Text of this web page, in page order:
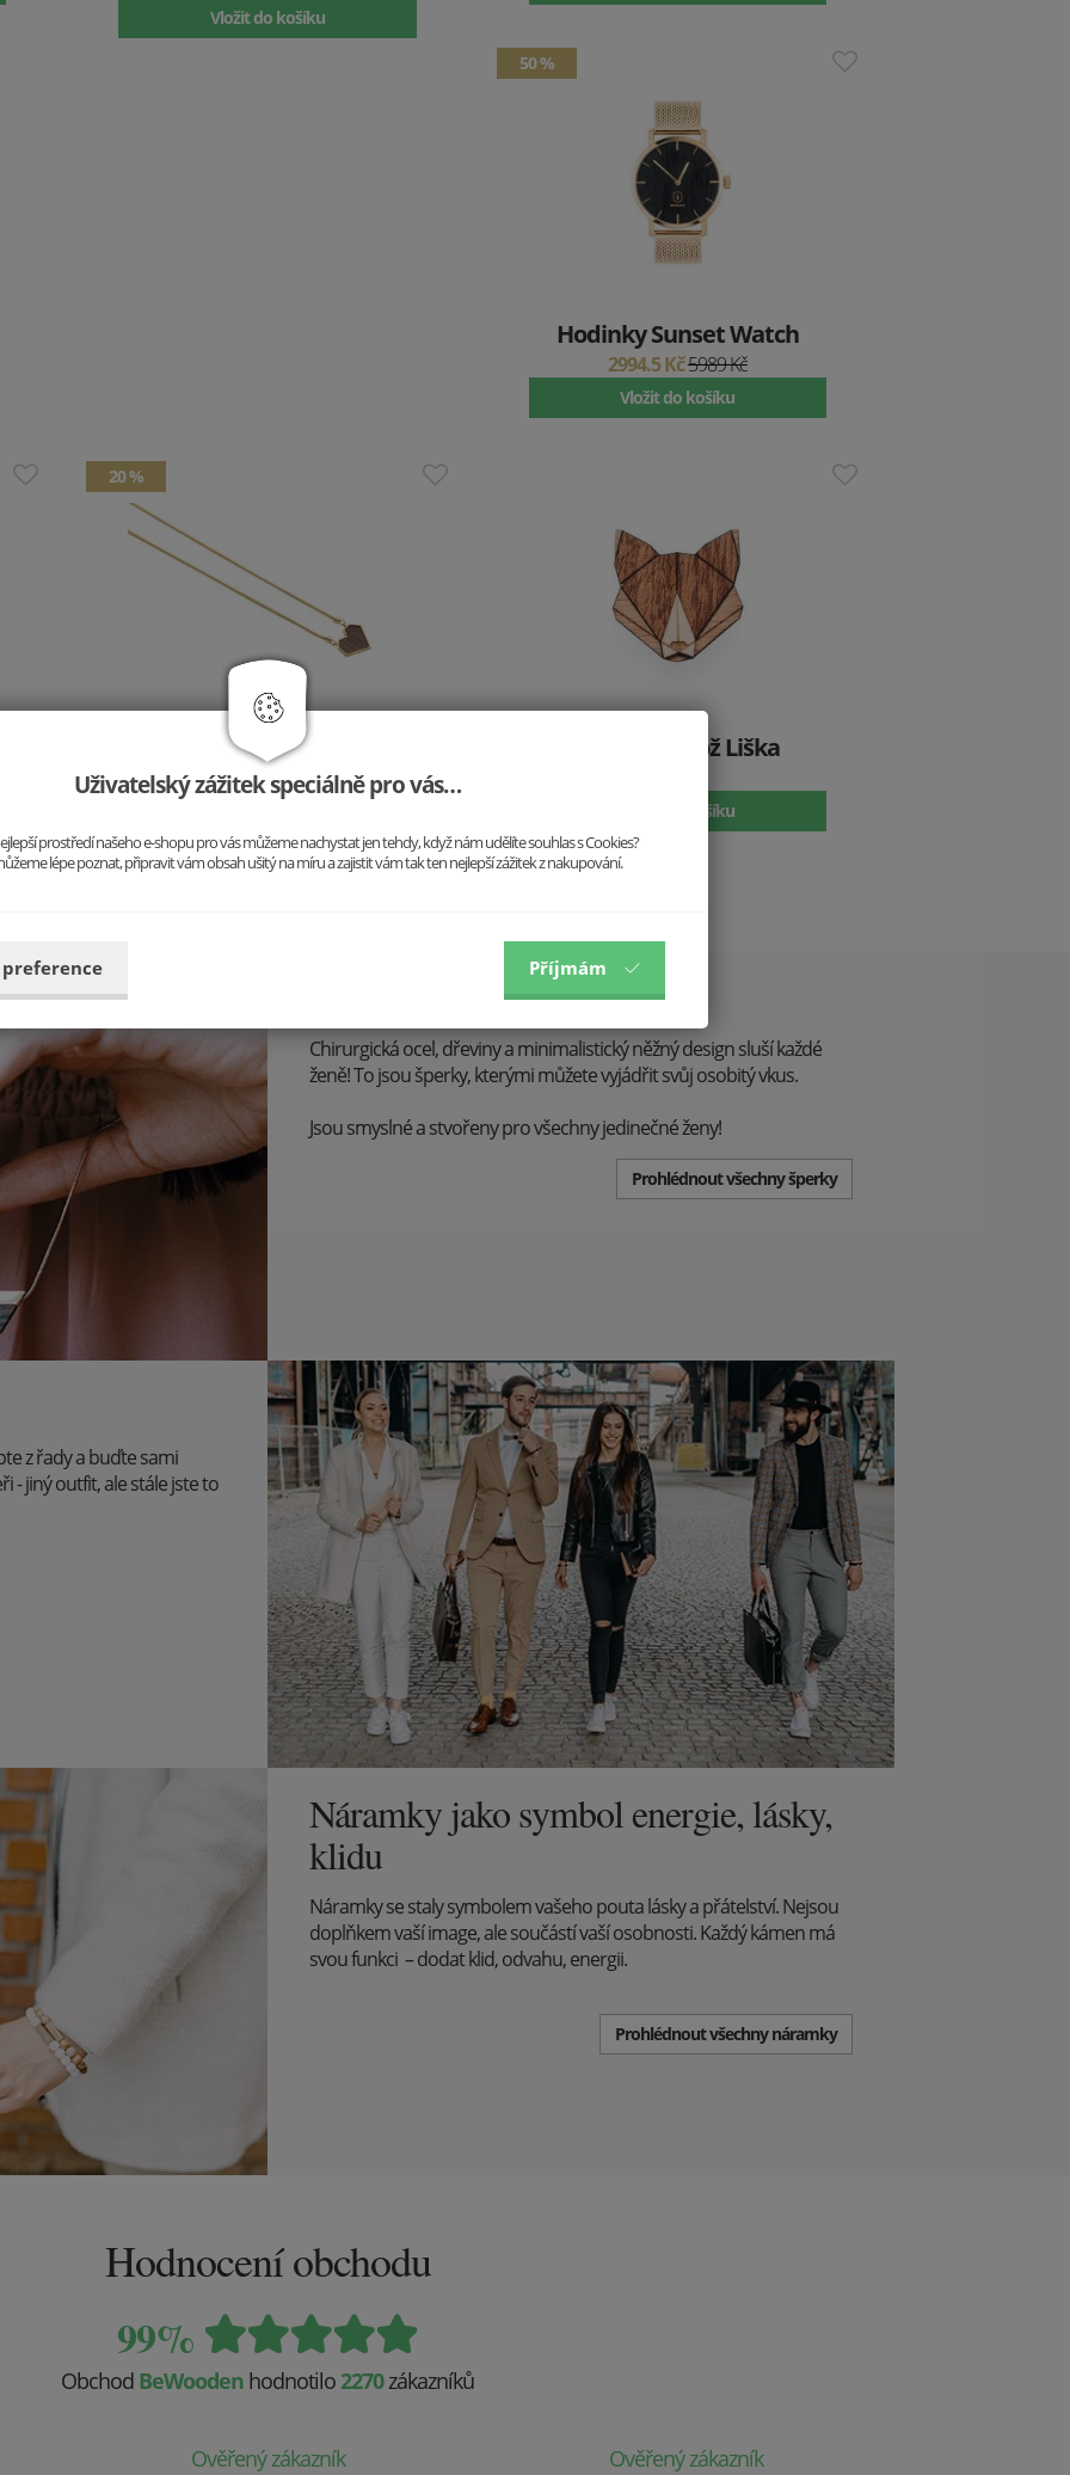
Vložit do košíku
50 %
Hodinky Sunset Watch
2994.5 Kč5989 Kč
Vložit do košíku
20 %
Náhrdelník Aurum Srdce
1199.2 Kč1499 Kč
Dřevěná brož Liška
Vložit do košíku
Chirurgická ocel, dřeviny a minimalistický něžný design sluší každé
ženě!To jsou šperky, kterými můžete vyjádřit svůj osobitý vkus.
Jsou smyslné a stvořeny pro všechny jedinečné ženy!
Prohlédnout všechny šperky
z řady a buďte sami
- jiný outfit, ale stále jste to
Náramky jako symbol energie, lásky,
klidu
Náramky se staly symbolem vašeho pouta lásky a přátelství. Nejsou
doplňkem vaší image, ale součástí vaší osobnosti. Každý kámen má
svou funkci – dodat klid, odvahu, energii.
Prohlédnout všechny náramky
Hodnocení obchodu
99%
Obchod BeWooden hodnotilo 2270zákazníků
Ověřený zákazník Ověřený zákazník
Uživatelský zážitek speciálně pro vás…
prostředí našeho e-shopu pro vás můžeme nachystat jen tehdy, když nám udělíte souhlas s Cookies?
lépe poznat, připravit vám obsah ušitý na míru a zajistit vám tak ten nejlepší zážitek z nakupování.
Příjmám